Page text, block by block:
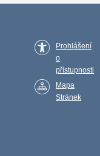
Prohlášení
o
přístupnosti
Mapa
Stránek